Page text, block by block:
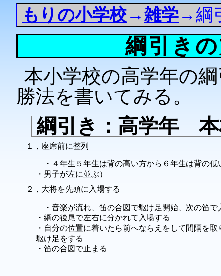
もりの小学校→雑学→綱
綱引き
本小学校の高学年の
勝法を書いてみる。
綱引き：高学年 本
１，座席前に整列
・４年生５年生は背の高い方から６年生は背の低
・男子が左に並ぶ）
２，大将を先頭に入場する
・音楽が流れ、笛の合図で駆け足開始、 次の笛で
・綱の後尾で左右に分かれて入場する
・自分の位置に着いたら前へならえをして間隔を取
駆け足をする
・笛の合図で止まる